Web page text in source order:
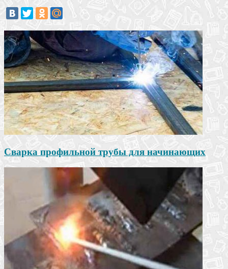
Сварка профильной трубы для начинающих